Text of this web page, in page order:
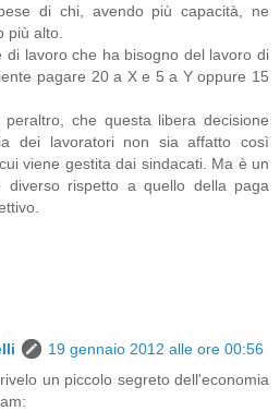
di chi, avendo più capacità, ne
più alto.
di lavoro che ha bisogno del lavoro di
pagare 20 a X e 5 a Y oppure 15
peraltro, che questa libera decisione
dei lavoratori non sia affatto così
viene gestita dai sindacati. Ma è un
diverso rispetto a quello della paga
19 gennaio 2012 alle ore 00:56
un piccolo segreto dell'economia